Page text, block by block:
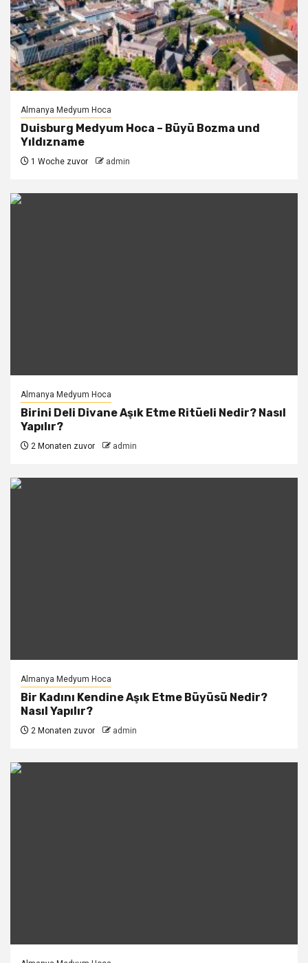
Almanya Medyum Hoca
Duisburg Medyum Hoca – Büyü Bozma und
Yıldızname
1 Woche zuvor admin
Almanya Medyum Hoca
Birini Deli Divane Aşık Etme Ritüeli Nedir? Nasıl
Yapılır?
2 Monaten zuvor admin
Almanya Medyum Hoca
Bir Kadını Kendine Aşık Etme Büyüsü Nedir?
Nasıl Yapılır?
2 Monaten zuvor admin